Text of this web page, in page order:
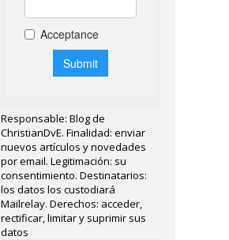
Responsable: Blog de
ChristianDvE. Finalidad: enviar
nuevos artículos y novedades
por email. Legitimación: su
consentimiento. Destinatarios:
los datos los custodiará
Mailrelay. Derechos: acceder,
rectificar, limitar y suprimir sus
datos